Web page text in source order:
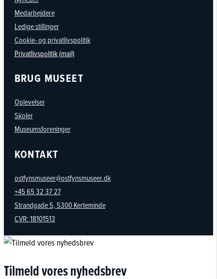
Medarbejdere
Ledige stillinger
Cookie- og privatlivspolitik
Privatlivspolitik (mail)
BRUG MUSEET
Oplevelser
Skoler
Museumsforeninger
KONTAKT
ostfynsmuseer@ostfynsmuseer.dk
+45 65 32 37 27
Strandgade 5, 5300 Kerteminde
CVR: 18101513
Tilmeld vores nyhedsbrev